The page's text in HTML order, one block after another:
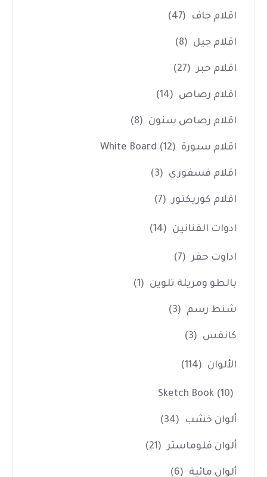
اقلام جاف (47)
اقلام جيل (8)
اقلام حبر (27)
اقلام رصاص (14)
اقلام رصاص سنون (8)
اقلام سبورة White Board (12)
اقلام فسفوري (3)
اقلام كوريكتور (7)
ادوات الفنانين (14)
اداوت حفر (7)
بالطو ومريلة تلوين (1)
شنط رسم (3)
كانفس (3)
الألوان (114)
Sketch Book (10)
ألوان خشب (34)
ألوان فلوماستر (21)
ألوان مائية (6)